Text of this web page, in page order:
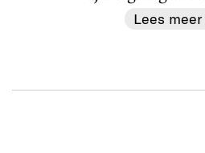
Lees meer